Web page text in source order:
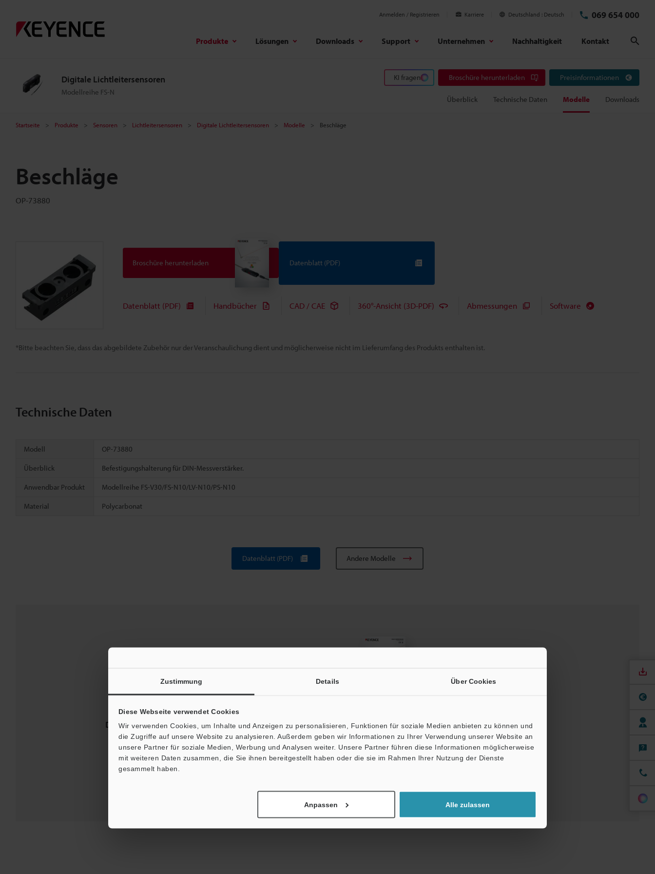
Zustimmung Details Über Cookies
Diese Webseite verwendet Cookies
Wir verwenden Cookies, um Inhalte und Anzeigen zu personalisieren, Funktionen für soziale Medien anbieten zu können und
die Zugriffe auf unsere Website zu analysieren. Außerdem geben wir Informationen zu Ihrer Verwendung unserer Website an
unsere Partner für soziale Medien, Werbung und Analysen weiter. Unsere Partner führen diese Informationen möglicherweise
mit weiteren Daten zusammen, die Sie ihnen bereitgestellt haben oder die sie im Rahmen Ihrer Nutzung der Dienste
gesammelt haben.
Anpassen Alle zulassen
Anmelden / Registrieren Karriere Deutschland Deutsch 069 654 000
Produkte Lösungen Downloads Support Unternehmen Nachhaltigkeit Kontakt
Digitale Lichtleitersensoren
Modellreihe FS-N
KI fragen Broschüre herunterladen Preisinformationen
Überblick Technische Daten Modelle Downloads
Startseite Produkte Sensoren Lichtleitersensoren Digitale Lichtleitersensoren Modelle Beschläge
Beschläge
OP-73880
*Bitte beachten Sie, dass das abgebildete Zubehör nur der Veranschaulichung dient und möglicherweise nicht im Lieferumfang des Produkts enthalten ist.
Broschüre herunterladen Datenblatt (PDF)
Datenblatt (PDF) Handbücher CAD / CAE 360°-Ansicht (3D-PDF) Abmessungen Software
Technische Daten
Modell OP-73880
Überblick Befestigungshalterung für DIN-Messverstärker.
Anwendbar Produkt Modellreihe FS-V30/FS-N10/LV-N10/PS-N10
Material Polycarbonat
Datenblatt (PDF) Andere Modelle
Downloads: Technische Leitfäden Datenblatt (PDF) CAD / CAE Handbücher Software
Kontakt / Support: Fragen Terminwunsch Testgerät anfordern